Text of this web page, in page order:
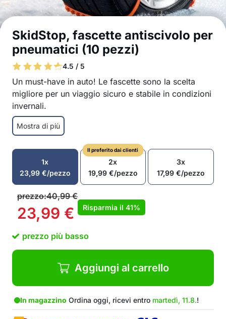
SkidStop, fascette antiscivolo per
pneumatici (10 pezzi)
4.5 / 5
Un must-have in auto! Le fascette sono la scelta
migliore per un viaggio sicuro e stabile in condizioni
invernali.
Aumentano l’aderenza degli pneumatici su neve
e ghiaccio
Installazione rapida e facile in pochi minuti
Adatte a una vasta gamma di dimensioni di
pneumatici
Per la maggior parte delle auto passeggeri
Realizzate con materiali di alta qualità e durevoli
Riutilizzabili
Materiale Plastica di alta qualità resistente
Mostra di più
1x
23,99 €/pezzo
Il preferito dai clienti
2x
19,99 €/pezzo
3x
17,99€/pezzo
prezzo:40,99€
23,99 € Risparmia il 41%
prezzo più basso
Aggiungi al carrello
In magazzino Ordina oggi, ricevi entro martedì, 11.8.!